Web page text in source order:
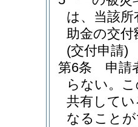
は、当該
助金の交
(交付申請)
第6条
申請
らない。
共有して
なること